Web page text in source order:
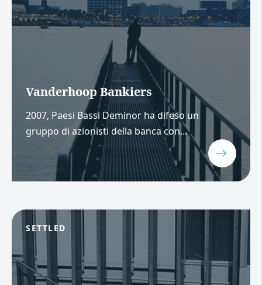
Vanderhoop Bankiers
2007, Paesi Bassi Deminor ha difeso un
gruppo di azionisti della banca con...
SETTLED